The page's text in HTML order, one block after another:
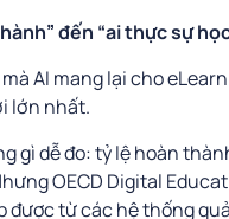
đến “ai thực sự
AI mang lại cho
lớn nhất.
gì dễ đo: tỷ lệ hoàn
OECD Digital
từ các hệ thống